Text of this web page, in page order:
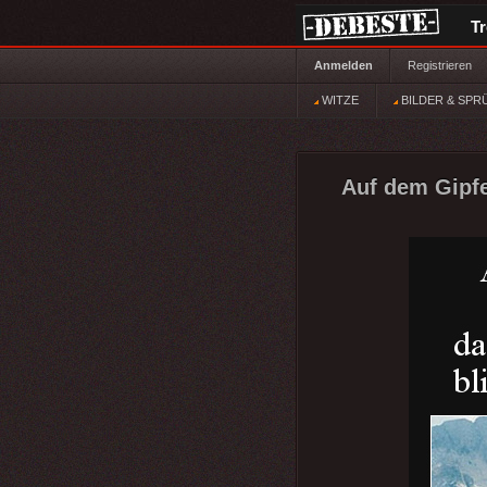
Anmelden Registrieren
WITZE BILDER &
Auf dem